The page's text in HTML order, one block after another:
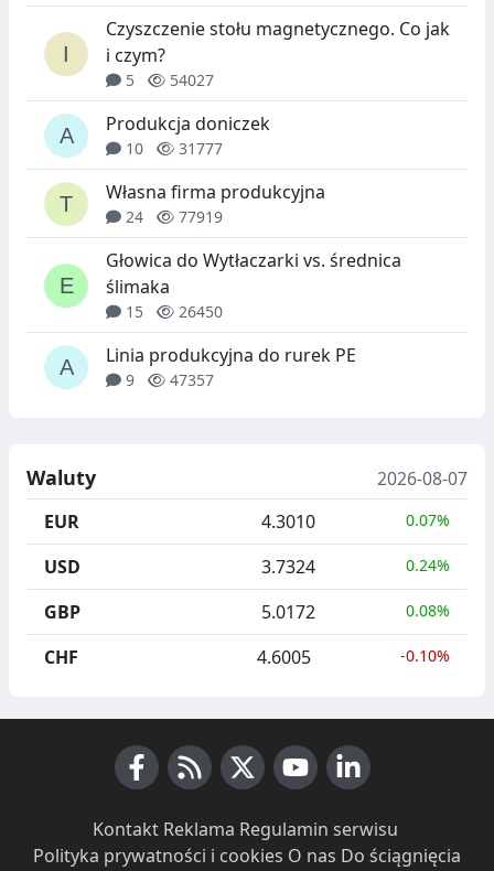
Czyszczenie stołu magnetycznego. Co jak
i czym?
5 54027
Produkcja doniczek
10 31777
Własna firma produkcyjna
24 77919
Głowica do Wytłaczarki vs. średnica
ślimaka
15 26450
Linia produkcyjna do rurek PE
9 47357
Waluty
2026-08-07
EUR
4.3010 0.07%
USD 3.7324 0.24%
GBP 5.0172 0.08%
CHF 4.6005 -0.10%
Kontakt· Reklama Regulamin serwisu
Polityka prywatności i cookies O nas Do ściągnięcia